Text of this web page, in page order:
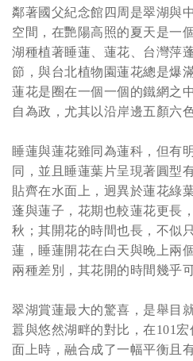
鄰著國父紀念館四周是翠湖與
空間，在艷陽高照的夏天是一
湖種植著睡蓮、蓮花、台灣萍
節，與台北植物園蓮花總是爆
蓮花是圈在一個一個的鐵網之
自為政，尤其以沿岸邊五顏六
睡蓮與蓮花雖同為蓮科，但有
同，並且睡蓮葉片呈現著圓型
貼齊在水面上，迥異於蓮花綠
蓬與蓮子，花期也較蓮花更長
秋；其開花的時間也長，不似
蓮，睡蓮開花在白天與晚上兩
兩種差別，其花開的時間幾乎
翠湖賞蓮最大的驚喜，是舉目
囂與悠然湖畔的對比，在101
面上時，融合成了一幅平衡且